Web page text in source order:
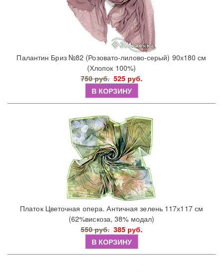
Палантин Бриз №82 (Розовато-лилово-серый) 90х180 см
(Хлопок 100%)
750 руб. 525 руб.
В КОРЗИНУ
Платок Цветочная опера. Античная зелень 117х117 см
(62%вискоза, 38% модал)
550 руб. 385 руб.
В КОРЗИНУ